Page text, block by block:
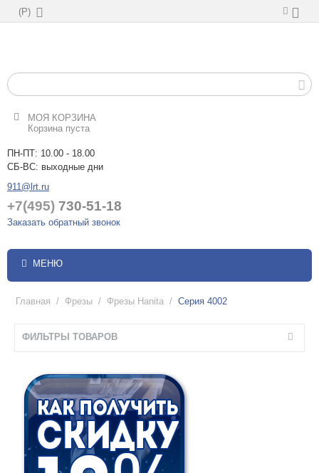
(Р)
МОЯ КОРЗИНА
Корзина пуста
ПН-ПТ: 10.00 - 18.00
СБ-ВС: выходные дни
911@lrt.ru
+7(495) 730-51-18
Заказать обратный звонок
МЕНЮ
Главная / Фрезы / Фрезы Hanita / Серия 4002
ФИЛЬТРЫ ТОВАРОВ